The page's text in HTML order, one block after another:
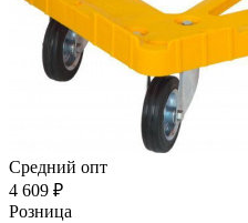
Средний опт
4 609 ₽
Розница